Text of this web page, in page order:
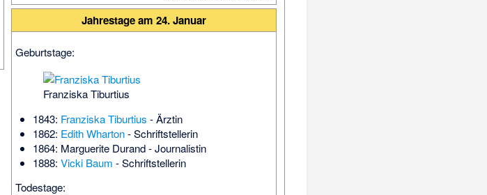
Jahrestage am 24. Januar
Geburtstage:
Franziska Tiburtius
1843: Franziska Tiburtius - Ärztin
1862: Edith Wharton- Schriftstellerin
1864: Marguerite Durand- Journalistin
1888: Vicki Baum - Schriftstellerin
Todestage: